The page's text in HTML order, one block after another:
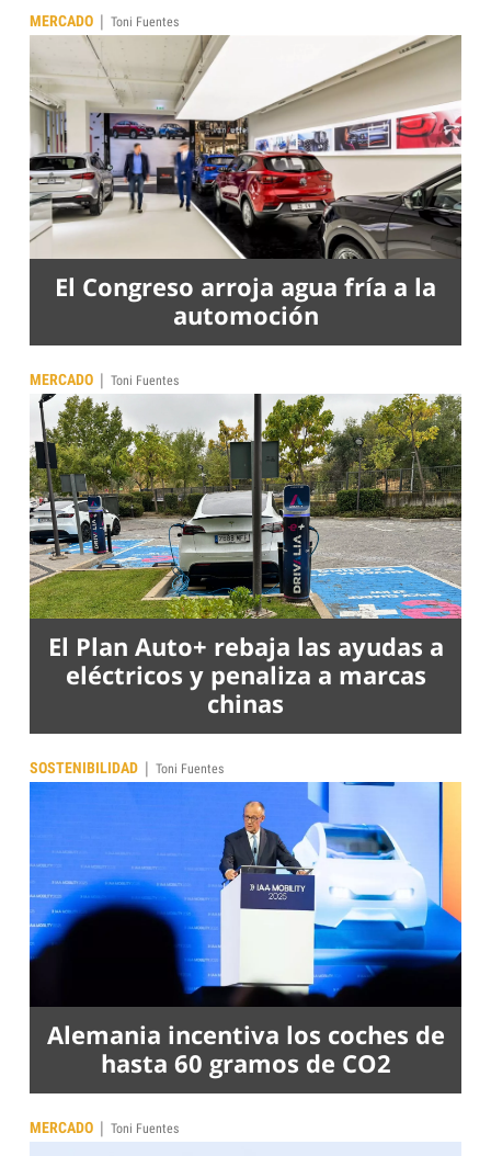
MERCADO | Toni Fuentes
El Congreso arroja agua fría a la
automoción
MERCADO | Toni Fuentes
El Plan Auto+ rebaja las ayudas a
eléctricos y penaliza a marcas
chinas
SOSTENIBILIDAD | Toni Fuentes
Alemania incentiva los coches de
hasta 60 gramos de CO2
MERCADO | Toni Fuentes